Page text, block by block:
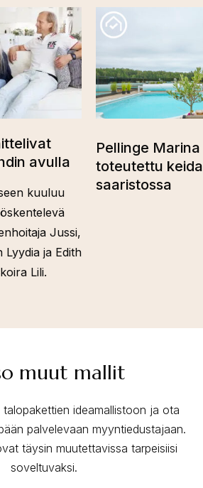
avulla
kuuluu
Jussi,
Lyydia ja Edith
Lili.
Pellinge
toteutettu
saaristossa
muut mallit
talopakettien ideamallistoon ja ota
palvelevaan myyntiedustajaan.
täysin muutettavissa tarpeisiisi
soveltuvaksi.